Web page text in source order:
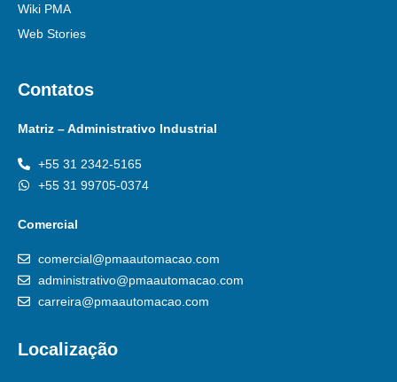
Wiki PMA
Web Stories
Contatos
Matriz – Administrativo Industrial
+55 31 2342-5165
+55 31 99705-0374
Comercial
comercial@pmaautomacao.com
administrativo@pmaautomacao.com
carreira@pmaautomacao.com
Localização